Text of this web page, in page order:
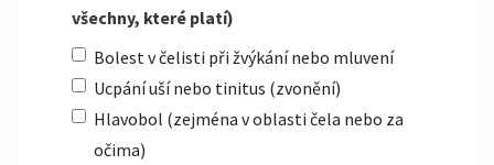
všechny, které platí)
Bolest v čelisti při žvýkání nebo mluvení
Ucpání uší nebo tinitus (zvonění)
Hlavobol (zejména v oblasti čela nebo za
očima)